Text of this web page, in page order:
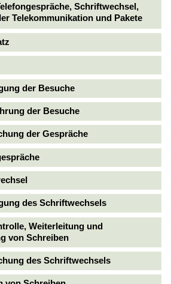
Schriftwechsel,
Telekommunikation und Pakete
der Besuche
der Besuche
der Gespräche
des Schriftwechsels
Weiterleitung und
von Schreiben
des Schriftwechsels